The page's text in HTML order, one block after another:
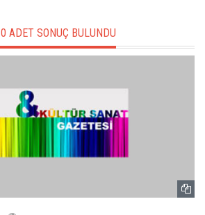
0 ADET SONUÇ BULUNDU